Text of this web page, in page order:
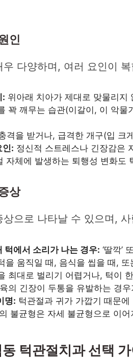
인
다양하며, 여러 요인이
: 위아래 치아가 제대로 맞물리지
꽉 깨무는 습관(이갈이, 이 악물
격을 받거나, 급격한 개구(입
인: 정신적 스트레스나 긴장감은
자체에 발생하는 퇴행성 변화도
상
으로 나타날 수 있으며,
턱에서 소리가 나는 경우: ‘딸깍’
을 움직일 때, 음식을 씹을 때,
최대로 벌리기 어렵거나, 턱이
의 긴장이 두통을 유발하는 경
명: 턱관절과 귀가 가깝기 때문
불균형은 자세 불균형으로 이
턱관절치과 선택